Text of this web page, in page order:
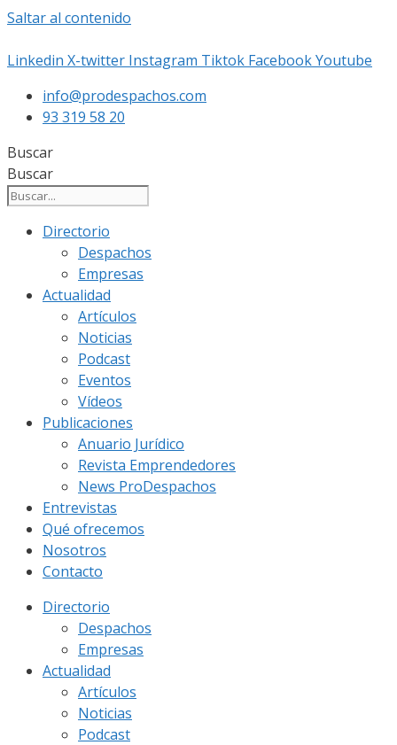
Saltar al contenido
Linkedin X-twitter Instagram Tiktok FacebookYoutube
info@prodespachos.com
93 319 58 20
Buscar
Buscar
Directorio
Despachos
Empresas
Actualidad
Artículos
Noticias
Podcast
Eventos
Vídeos
Publicaciones
Anuario Jurídico
Revista Emprendedores
News ProDespachos
Entrevistas
Qué ofrecemos
Nosotros
Contacto
Directorio
Despachos
Empresas
Actualidad
Artículos
Noticias
Podcast